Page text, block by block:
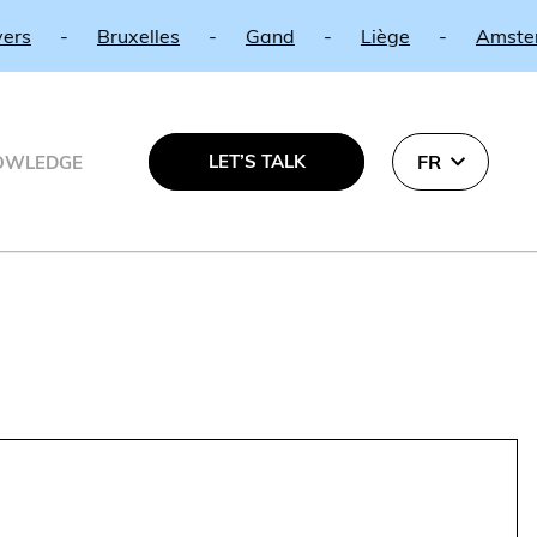
Bruxelles - Gand - Liège - Amsterdam
LET’S TALK FR